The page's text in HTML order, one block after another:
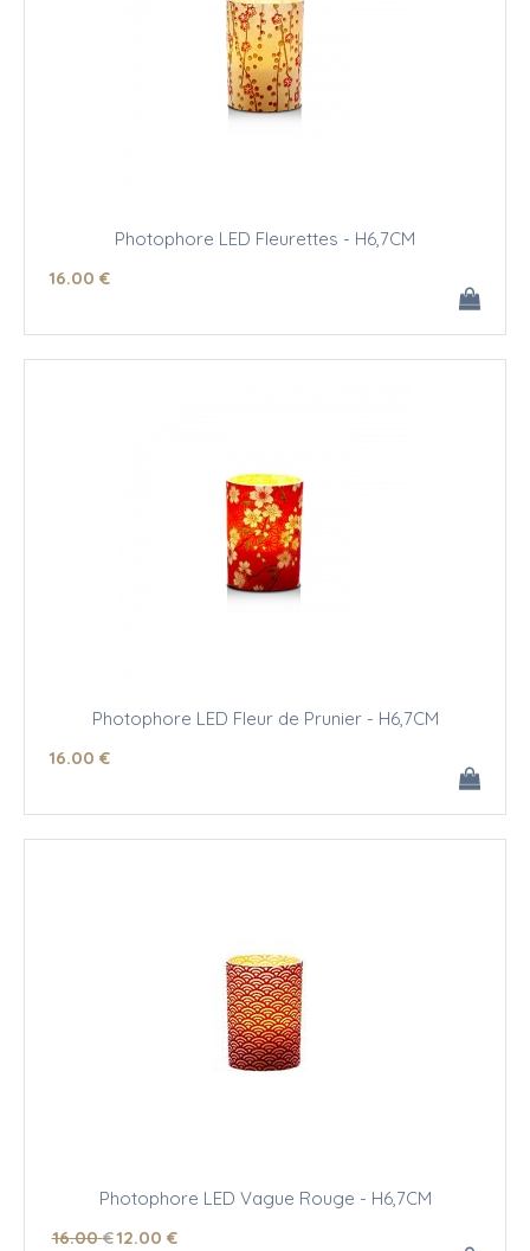
Photophore LED Fleurettes - H6,7CM
16.00 €
Photophore LED Fleur de Prunier - H6,7CM
16.00 €
Photophore LED Vague Rouge - H6,7CM
16.00 €12.00 €